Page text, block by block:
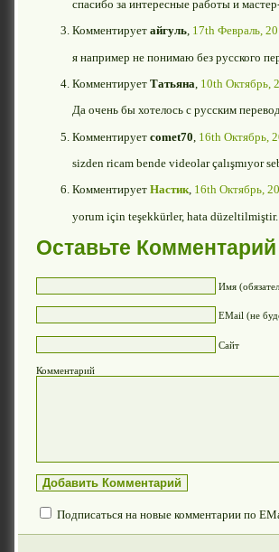
спасибо за интересные работы и
Комментирует айгуль, 17th Февраль,
я например не понимаю без русского
Комментирует Татьяна 10th Октябрь,
Да очень бы хотелось с русским
Комментирует comet70 16th Октябрь,
sizden ricam bende videolar çalışmıyor
Комментирует Настик, 16th Октябрь,
yorum için teşekkürler, hata düzeltilmiştir.
Оставьте Комментарий
Имя
EMail (не
Сайт
Комментарий
Подписаться на новые комментарии по